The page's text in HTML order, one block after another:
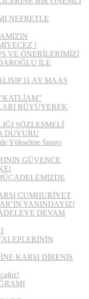
NEFRETLE
!
VE ÖNERİLERİMİZİ
İLE
11 AY MAAŞ
BÜYÜYEREK
SÖZLEŞMELİ
DUYURU
Yükselme Sınavı
GÜVENCE
CUMHURİYET
YANINDAYIZ!
DEVAM
KARŞI DİRENİŞ